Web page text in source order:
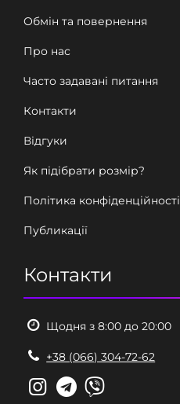
Обмін та повернення
Про нас
Часто задавані питання
Контакти
Відгуки
Як підібрати розмір?
Політика конфіденційності
Публикації
Контакти
Щодня з 8:00 до 20:00
+38 (066) 304-72-62